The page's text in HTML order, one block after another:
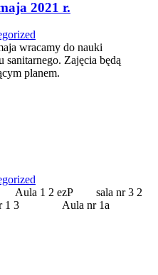
2021 r.
wracamy do nauki
sanitarnego. Zajęcia będą
planem.
Aula 1 2 ezP sala nr 3 2
nr 1 3 Aula nr 1a